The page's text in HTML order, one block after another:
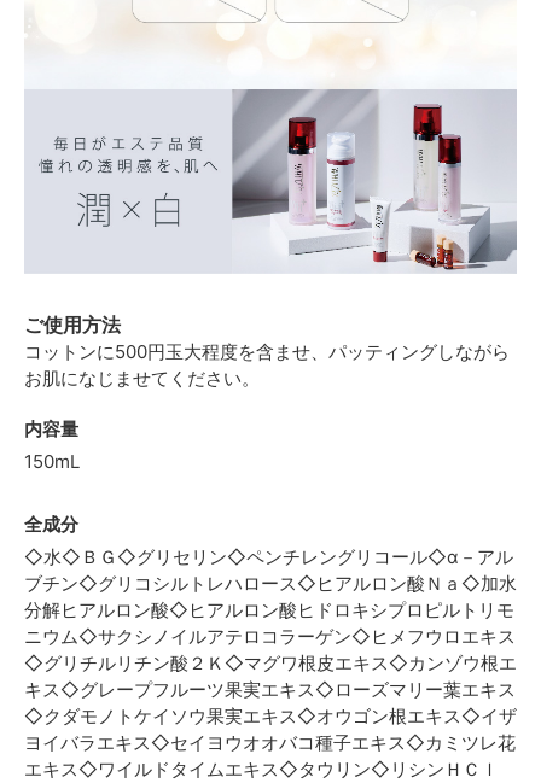
ご使用方法
コットンに500円玉大程度を含ませ、パッティングしながら
お肌になじませてください。
内容量
150mL
全成分
◇水◇ＢＧ◇グリセリン◇ペンチレングリコール◇α－アル
ブチン◇グリコシルトレハロース◇ヒアルロン酸Ｎａ◇加水
分解ヒアルロン酸◇ヒアルロン酸ヒドロキシプロピルトリモ
ニウム◇サクシノイルアテロコラーゲン◇ヒメフウロエキス
◇グリチルリチン酸２Ｋ◇マグワ根皮エキス◇カンゾウ根エ
キス◇グレープフルーツ果実エキス◇ローズマリー葉エキス
◇クダモノトケイソウ果実エキス◇オウゴン根エキス◇イザ
ヨイバラエキス◇セイヨウオオバコ種子エキス◇カミツレ花
エキス◇ワイルドタイムエキス◇タウリン◇リシンＨＣｌ